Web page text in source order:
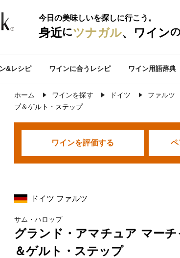
今日の美味しいを探しに行こう。
身近にツナガル、ワインの
&レシピ ワインに合うレシピ ワイン用語辞典
ホーム ワインを探す ドイツ ファルツ
プ＆ゲルト・ステップ
ワインを評価する ペ
ドイツ ファルツ
サム・ハロップ
グランド・アマチュア マー
＆ゲルト・ステップ